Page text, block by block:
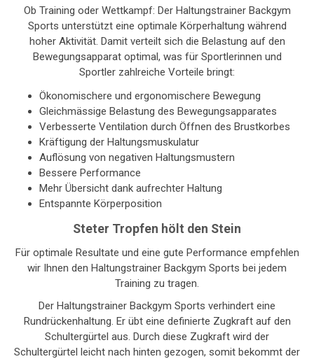
Ob Training oder Wettkampf: Der Haltungstrainer Backgym
Sports unterstützt eine optimale Körperhaltung während
hoher Aktivität. Damit verteilt sich die Belastung auf den
Bewegungsapparat optimal, was für Sportlerinnen und
Sportler zahlreiche Vorteile bringt:
Ökonomischere und ergonomischere Bewegung
Gleichmässige Belastung des Bewegungsapparates
Verbesserte Ventilation durch Öffnen des Brustkorbes
Kräftigung der Haltungsmuskulatur
Auflösung von negativen Haltungsmustern
Bessere Performance
Mehr Übersicht dank aufrechter Haltung
Entspannte Körperposition
Steter Tropfen hölt den Stein
Für optimale Resultate und eine gute Performance empfehlen
wir Ihnen den Haltungstrainer Backgym Sports bei jedem
Training zu tragen.
Der Haltungstrainer Backgym Sports verhindert eine
Rundrückenhaltung. Er übt eine definierte Zugkraft auf den
Schultergürtel aus. Durch diese Zugkraft wird der
Schultergürtel leicht nach hinten gezogen, somit bekommt der